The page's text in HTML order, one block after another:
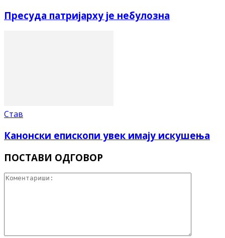
Пресуда патријарху је небулозна
Став
Канонски епископи увек имају искушења
ПОСТАВИ ОДГОВОР